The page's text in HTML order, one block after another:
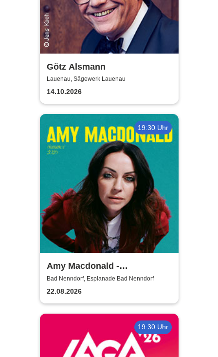
Götz Alsmann
Lauenau, Sägewerk Lauenau
14.10.2026
19:30 Uhr
Amy Macdonald -
Sommershows 2026
Bad Nenndorf, Esplanade Bad Nenndorf
22.08.2026
19:30 Uhr